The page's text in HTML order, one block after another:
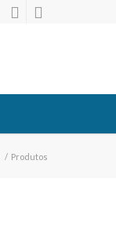
/ Produtos